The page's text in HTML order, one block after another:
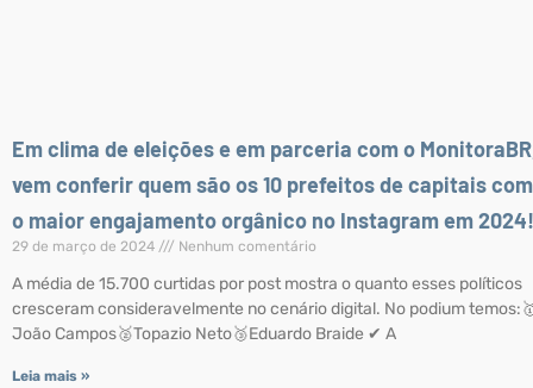
Em clima de eleições e em parceria com o
vem conferir quem são os 10 prefeitos de capitais com
o maior engajamento orgânico no Instagram em 2024!
29 de março de 2024 Nenhum comentário
A média de 15.700 curtidas por post mostra o quanto esses políticos
cresceram consideravelmente no cenário digital. No podium
João Campos🥈Topazio Neto🥉Eduardo Braide ✔ A
Leia mais »